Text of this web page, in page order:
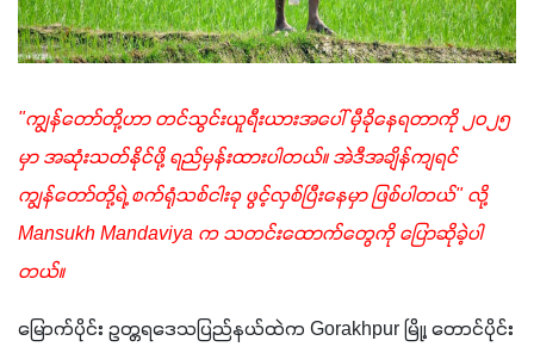
"ကျွန်တော်တို့ဟာ တင်သွင်းယူရီးယားအပေါ် မှီခိုနေရတာကို ၂၀၂၅
မှာ အဆုံးသတ်နိုင်ဖို့ ရည်မှန်းထားပါတယ်။ အဲဒီအချိန်ကျရင်
ကျွန်တော်တို့ရဲ့ စက်ရုံသစ်ငါးခု ဖွင့်လှစ်ပြီးနေမှာ ဖြစ်ပါတယ်" လို့
Mansukh Mandaviya က သတင်းထောက်တွေကို ပြောဆိုခဲ့ပါ
တယ်။
မြောက်ပိုင်း ဥတ္တရဒေသပြည်နယ်ထဲက Gorakhpur မြို့၊ တောင်ပိုင်း